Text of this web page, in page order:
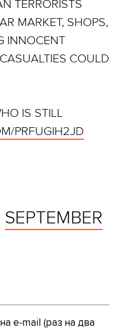
TERRORISTS
MARKET, SHOPS,
INNOCENT
COULD
IS STILL
PRFUGIH2JD
SEPTEMBER
e-mail (раз на два